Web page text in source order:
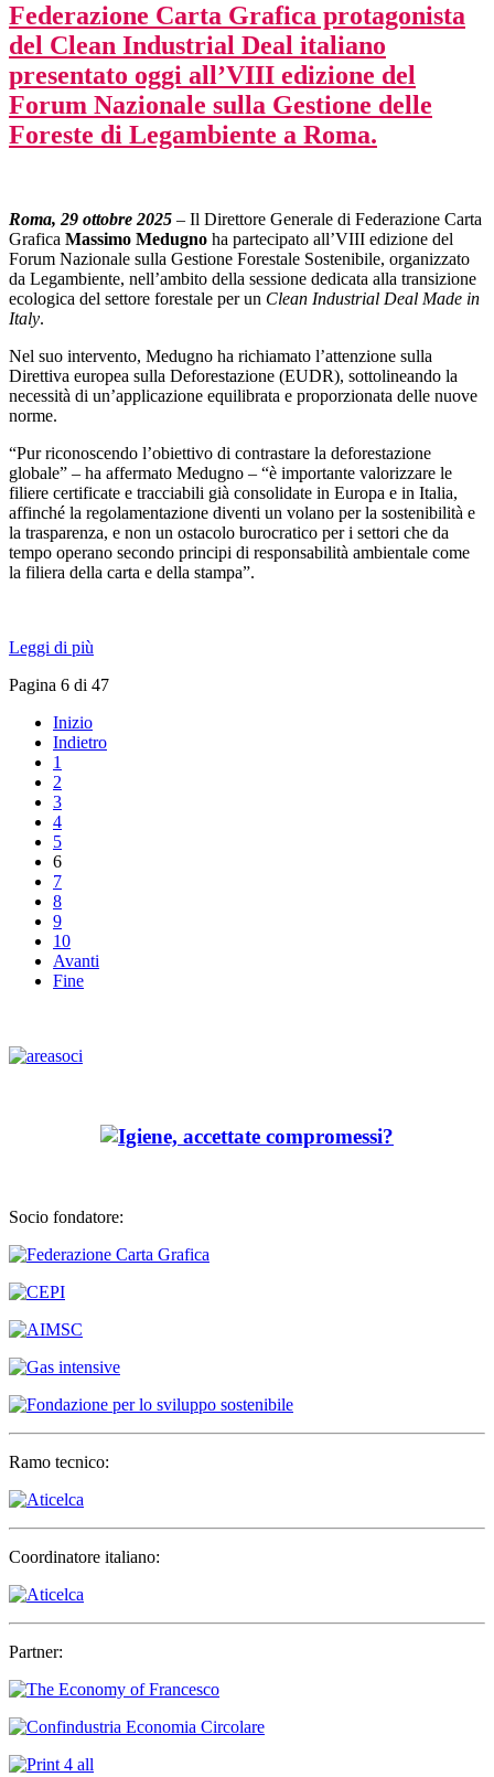
Federazione Carta Grafica protagonista
del Clean Industrial Deal italiano
presentato oggi all’VIII edizione del
Forum Nazionale sulla Gestione delle
Foreste di Legambiente a Roma.
Roma, 29 ottobre 2025 – Il Direttore Generale di Federazione Carta
Grafica Massimo Medugno ha partecipato all’VIII edizione del
Forum Nazionale sulla Gestione Forestale Sostenibile, organizzato
da Legambiente, nell’ambito della sessione dedicata alla transizione
ecologica del settore forestale per un Clean Industrial Deal Made in
Italy.
Nel suo intervento, Medugno ha richiamato l’attenzione sulla
Direttiva europea sulla Deforestazione (EUDR), sottolineando la
necessità di un’applicazione equilibrata e proporzionata delle nuove
norme.
“Pur riconoscendo l’obiettivo di contrastare la deforestazione
globale” – ha affermato Medugno – “è importante valorizzare le
filiere certificate e tracciabili già consolidate in Europa e in Italia,
affinché la regolamentazione diventi un volano per la sostenibilità e
la trasparenza, e non un ostacolo burocratico per i settori che da
tempo operano secondo principi di responsabilità ambientale come
la filiera della carta e della stampa”.
Leggi di più
Pagina 6 di 47
Inizio
Indietro
1
2
3
4
5
6
7
8
9
10
Avanti
Fine
Socio fondatore:
Ramo tecnico:
Coordinatore italiano:
Partner: